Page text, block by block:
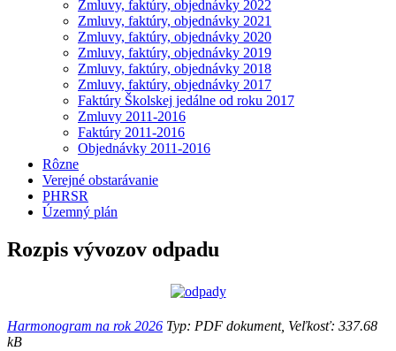
Zmluvy, faktúry, objednávky 2022
Zmluvy, faktúry, objednávky 2021
Zmluvy, faktúry, objednávky 2020
Zmluvy, faktúry, objednávky 2019
Zmluvy, faktúry, objednávky 2018
Zmluvy, faktúry, objednávky 2017
Faktúry Školskej jedálne od roku 2017
Zmluvy 2011-2016
Faktúry 2011-2016
Objednávky 2011-2016
Rôzne
Verejné obstarávanie
PHRSR
Územný plán
Rozpis vývozov odpadu
Harmonogram na rok 2026 Typ: PDF dokument, Veľkosť: 337.68
kB